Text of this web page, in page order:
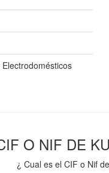
O NIF DE
¿ Cual es el CIF o Nif